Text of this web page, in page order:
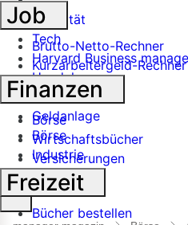
Mobilität
Tech
Harvard Business
Handel
Banken
Geldanlage
Börse
Industrie
Suche
öffnen
Job
Brutto-Netto-Rechner
Kurzarbeitergeld-Rechner
Finanzen
Börse
Wirtschaftsbücher
Versicherungen
Freizeit
Bücher bestellen